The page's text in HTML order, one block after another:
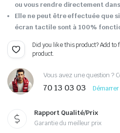
ou vous rendre directement
Elle ne peut être effectuée que
écran tactile sont à 100%
Did you like this product? Add
product.
Vous avez une question ?
70 13 03 03
Rapport Qualité/Prix
Garantie du meilleur prix